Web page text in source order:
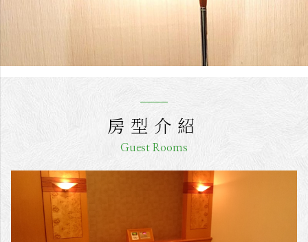
房型介紹
Guest Rooms